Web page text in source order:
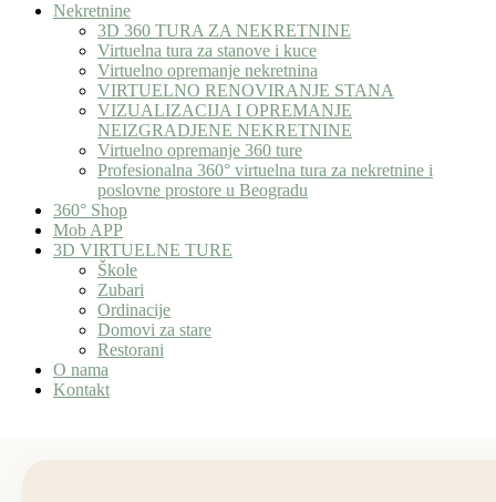
Nekretnine
3D 360 TURA ZA NEKRETNINE
Virtuelna tura za stanove i kuce
Virtuelno opremanje nekretnina
VIRTUELNO RENOVIRANJE STANA
VIZUALIZACIJA I OPREMANJE
NEIZGRADJENE NEKRETNINE
Virtuelno opremanje 360 ture
Profesionalna 360° virtuelna tura za nekretnine i
poslovne prostore u Beogradu
360° Shop
Mob APP
3D VIRTUELNE TURE
Škole
Zubari
Ordinacije
Domovi za stare
Restorani
O nama
Kontakt